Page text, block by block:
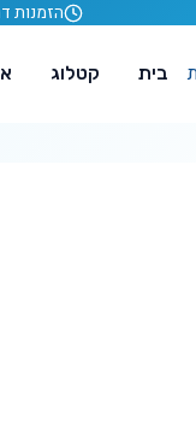
הזמנות
בית קטלוג